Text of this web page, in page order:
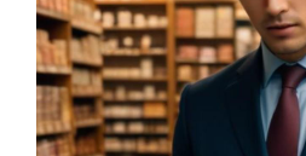
las circunstancias individuales.
recomendable actuar con rapidez
algunos factores a considerar:
Plazos Contractuales:
Cada